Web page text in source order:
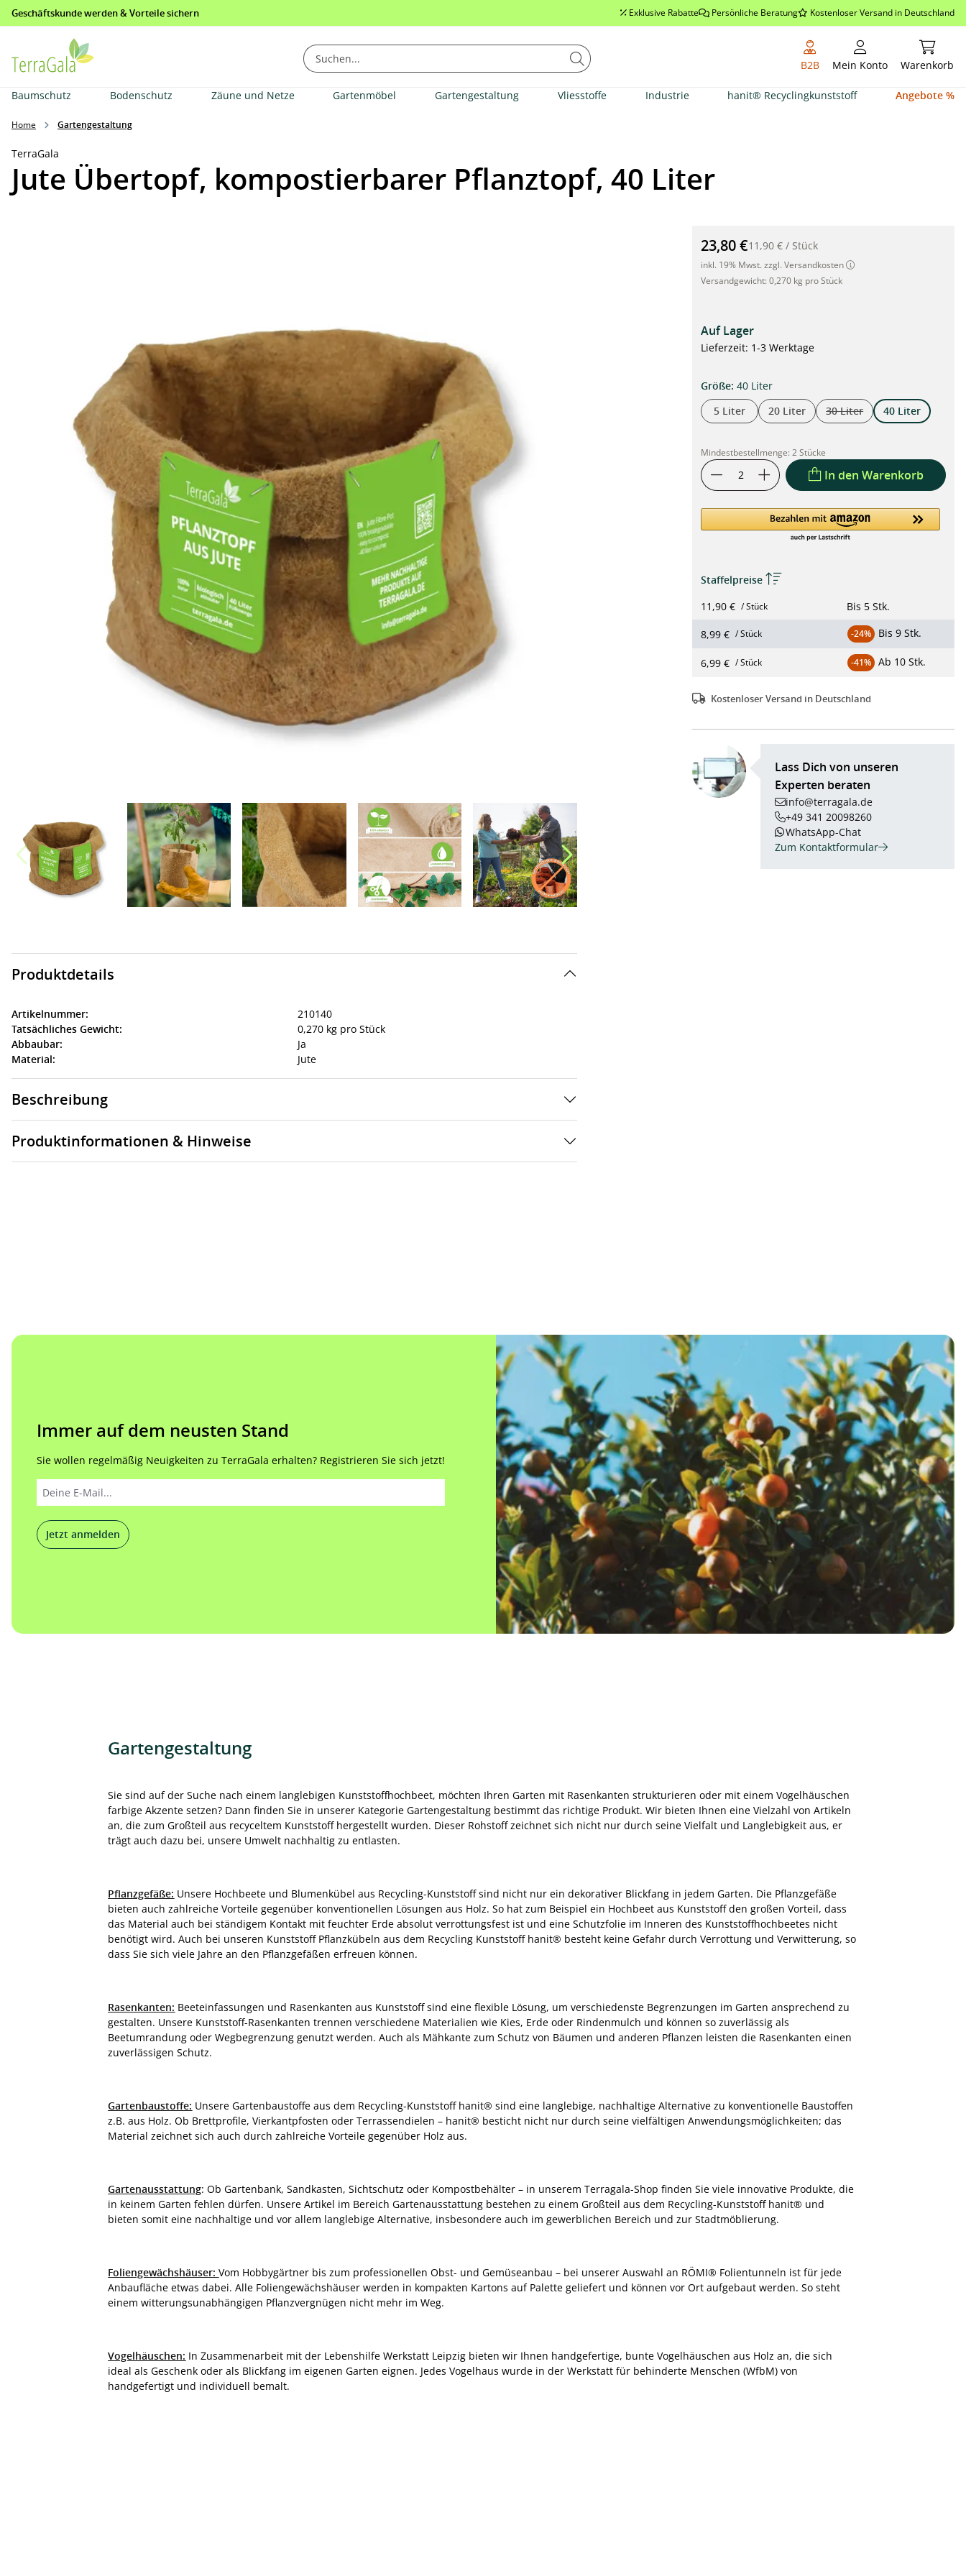
Zur Hauptnavigation springen
Geschäftskunde werden & Vorteile sichern Exklusive Rabatte Persönliche Beratung Kostenloser Versand in Deutschland
B2B Mein Konto Warenkorb
Baumschutz Bodenschutz Zäune und Netze Gartenmöbel Gartengestaltung Vliesstoffe Industrie hanit® Recyclingkunststoff Angebote %
Home Gartengestaltung
TerraGala
Jute Übertopf, kompostierbarer Pflanztopf, 40 Liter
Jute Übertopf, kompostierbarer Pflanztopf, 40 Liter"
23,80 €11,90 € / Stück
inkl. 19% Mwst. zzgl. Versandkosten
Versandgewicht: 0,270 kg pro Stück
Auf Lager
Lieferzeit: 1-3 Werktage
Größeauswählen
:40 Liter
5 Liter
20 Liter 30 Liter
(Diese Option ist zurzeit
40 Liter
Mindestbestellmenge:2 Stücke
In den Warenkorb
Staffelpreise
11,90 € / Stück Bis 5 Stk.
8,99 € / Stück -24% Bis 9 Stk.
6,99 € / Stück -41% Ab 10 Stk.
Kostenloser Versand in Deutschland
Lass Dich von unseren
Experten beraten
info@terragala.de
+49 341 20098260
WhatsApp-Chat
Zum Kontaktformular
Produktdetails
Artikelnummer:
210140
Tatsächliches Gewicht:
0,270 kg pro Stück
Abbaubar:
Ja
Material:
Jute
Beschreibung
Produktinformationen & Hinweise
Immer auf dem neusten Stand
Sie wollen regelmäßig Neuigkeiten zu TerraGala erhalten? Registrieren Sie sich jetzt!
Jetzt anmelden
Gartengestaltung
Sie sind auf der Suche nach einem langlebigen Kunststoffhochbeet, möchten Ihren Garten mit Rasenkanten strukturieren oder mit einem Vogelhäuschen
farbige Akzente setzen? Dann finden Sie in unserer Kategorie Gartengestaltung bestimmt das richtige Produkt. Wir bieten Ihnen eine Vielzahl von Artikeln
an, die zum Großteil aus recyceltem Kunststoff hergestellt wurden. Dieser Rohstoff zeichnet sich nicht nur durch seine Vielfalt und Langlebigkeit aus, er
trägt auch dazu bei, unsere Umwelt nachhaltig zu entlasten.
Pflanzgefäße: Unsere Hochbeete und Blumenkübel aus Recycling-Kunststoff sind nicht nur ein dekorativer Blickfang in jedem Garten. Die Pflanzgefäße
bieten auch zahlreiche Vorteile gegenüber konventionellen Lösungen aus Holz. So hat zum Beispiel ein Hochbeet aus Kunststoff den großen Vorteil, dass
das Material auch bei ständigem Kontakt mit feuchter Erde absolut verrottungsfest ist und eine Schutzfolie im Inneren des Kunststoffhochbeetes nicht
benötigt wird. Auch bei unseren Kunststoff Pflanzkübeln aus dem Recycling Kunststoff hanit® besteht keine Gefahr durch Verrottung und Verwitterung, so
dass Sie sich viele Jahre an den Pflanzgefäßen erfreuen können.
Rasenkanten: Beeteinfassungen und Rasenkanten aus Kunststoff sind eine flexible Lösung, um verschiedenste Begrenzungen im Garten ansprechend zu
gestalten. Unsere Kunststoff-Rasenkanten trennen verschiedene Materialien wie Kies, Erde oder Rindenmulch und können so zuverlässig als
Beetumrandung oder Wegbegrenzung genutzt werden. Auch als Mähkante zum Schutz von Bäumen und anderen Pflanzen leisten die Rasenkanten einen
zuverlässigen Schutz.
Gartenbaustoffe: Unsere Gartenbaustoffe aus dem Recycling-Kunststoff hanit® sind eine langlebige, nachhaltige Alternative zu konventionelle Baustoffen
z.B. aus Holz. Ob Brettprofile, Vierkantpfosten oder Terrassendielen – hanit® besticht nicht nur durch seine vielfältigen Anwendungsmöglichkeiten; das
Material zeichnet sich auch durch zahlreiche Vorteile gegenüber Holz aus.
Gartenausstattung: Ob Gartenbank, Sandkasten, Sichtschutz oder Kompostbehälter – in unserem Terragala-Shop finden Sie viele innovative Produkte, die
in keinem Garten fehlen dürfen. Unsere Artikel im Bereich Gartenausstattung bestehen zu einem Großteil aus dem Recycling-Kunststoff hanit® und
bieten somit eine nachhaltige und vor allem langlebige Alternative, insbesondere auch im gewerblichen Bereich und zur Stadtmöblierung.
Foliengewächshäuser:Vom Hobbygärtner bis zum professionellen Obst- und Gemüseanbau – bei unserer Auswahl an RÖMI® Folientunneln ist für jede
Anbaufläche etwas dabei. Alle Foliengewächshäuser werden in kompakten Kartons auf Palette geliefert und können vor Ort aufgebaut werden. So steht
einem witterungsunabhängigen Pflanzvergnügen nicht mehr im Weg.
Vogelhäuschen: In Zusammenarbeit mit der Lebenshilfe Werkstatt Leipzig bieten wir Ihnen handgefertige, bunte Vogelhäuschen aus Holz an, die sich
ideal als Geschenk oder als Blickfang im eigenen Garten eignen. Jedes Vogelhaus wurde in der Werkstatt für behinderte Menschen (WfbM) von
handgefertigt und individuell bemalt.